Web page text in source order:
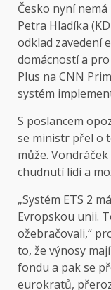
Česko nyní
Petra Hladíka
odklad zavedení
domácností a
Plus na CNN
systém
S poslancem
se ministr přel o
může.
chudnutí lidí a
„Systém ETS 2
Evropskou unii.
ožebračovali,“
to, že výnosy
fondu a pak se
eurokratů,